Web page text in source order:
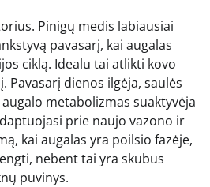
Pinigų medis labiausiai
pavasarį, kai augalas
ciklą. Idealu tai atlikti kovo
Pavasarį dienos ilgėja, saulės
metabolizmas suaktyvėja
prie naujo vazono ir
kai augalas yra poilsio fazėje,
nebent tai yra skubus
puvinys.